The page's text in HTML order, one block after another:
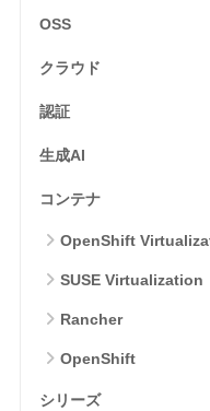
OSS
クラウド
認証
生成AI
コンテナ
OpenShift
SUSE Virtualization
Rancher
OpenShift
シリーズ